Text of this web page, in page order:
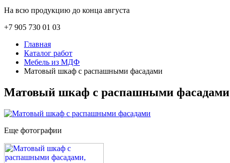
На всю продукцию до конца августа
+7 905 730 01 03
Главная
Каталог работ
Мебель из МДФ
Матовый шкаф с распашными фасадами
Матовый шкаф с распашными фасадами
Еще фотографии